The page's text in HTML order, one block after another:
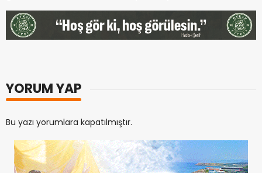
YORUM YAP
Bu yazı yorumlara kapatılmıştır.